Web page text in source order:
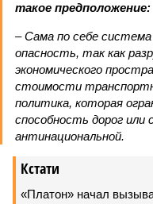
такое предположение:
– Сама по себе
опасность, так как
экономического
стоимости
политика, которая
способность дорог
антинациональной.
Кстати
«Платон» начал